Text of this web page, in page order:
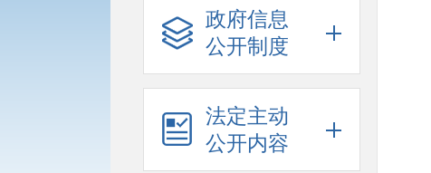
政府信息
公开制度
法定主动
公开内容